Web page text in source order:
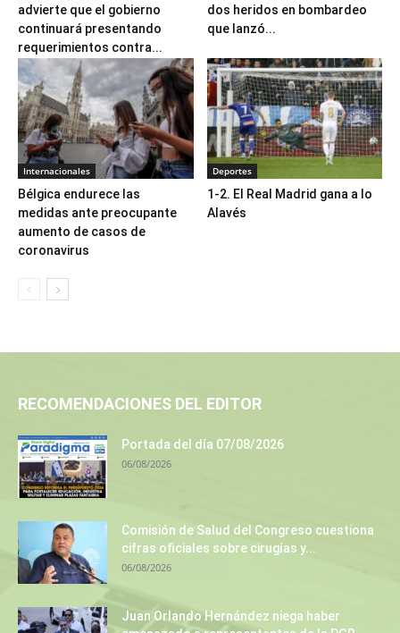
advierte que el gobierno
continuará presentando
requerimientos contra...
dos heridos en bombardeo
que lanzó...
Internacionales
Bélgica endurece las
medidas ante preocupante
aumento de casos de
coronavirus
Deportes
1-2. El Real Madrid gana a lo
Alavés
RECOMENDACIONES DEL EDITOR
Portada del día 07/08/2026
06/08/2026
Comisión de Salud del Congreso cuestiona
cifras oficiales sobre cirugías y...
06/08/2026
Juan Orlando Hernández niega haber